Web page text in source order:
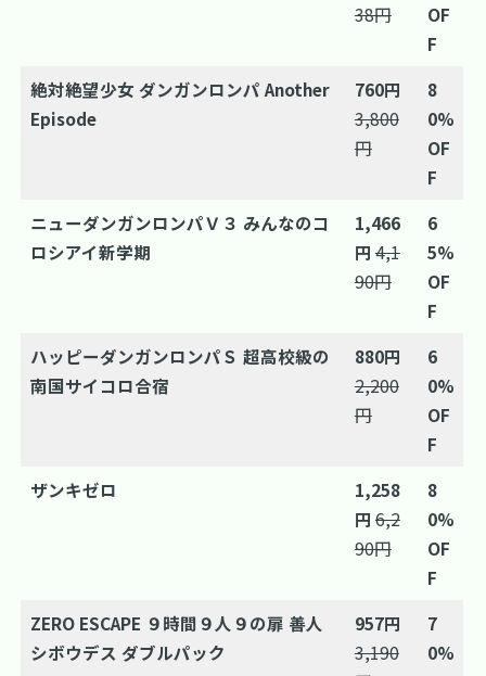
38円
OF
F
絶対絶望少女 ダンガンロンパ Another
Episode
760円
3,800
円
8
0%
OF
F
ニューダンガンロンパＶ３ みんなのコ
ロシアイ新学期
1,466
円 4,1
90円
6
5%
OF
F
ハッピーダンガンロンパＳ 超高校級の
南国サイコロ合宿
880円
2,200
円
6
0%
OF
F
ザンキゼロ
1,258
円 6,2
90円
8
0%
OF
F
ZERO ESCAPE ９時間９人９の扉 善人
シボウデス ダブルパック
957円
3,190
7
0%